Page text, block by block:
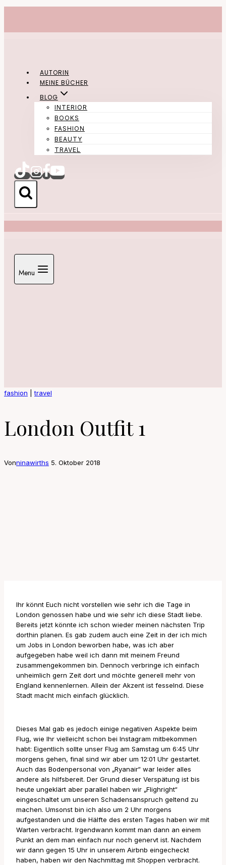
springen
AUTORIN
MEINE BÜCHER
BLOG
INTERIOR
BOOKS
FASHION
BEAUTY
TRAVEL
Menu
fashion |travel
London Outfit 1
Vonninawirths 5. Oktober 2018
Ihr könnt Euch nicht vorstellen wie sehr ich die Tage in
London genossen habe und wie sehr ich diese Stadt liebe.
Bereits jetzt könnte ich schon wieder meinen nächsten Trip
dorthin planen. Es gab zudem auch eine Zeit in der ich mich
um Jobs in London beworben habe, was ich aber
aufgegeben habe weil ich dann mit meinem Freund
zusammengekommen bin. Dennoch verbringe ich einfach
unheimlich gern Zeit dort und möchte generell mehr von
England kennenlernen. Allein der Akzent ist fesselnd. Diese
Stadt macht mich einfach glücklich.
Dieses Mal gab es jedoch einige negativen Aspekte beim
Flug, wie Ihr vielleicht schon bei Instagram mitbekommen
habt: Eigentlich sollte unser Flug am Samstag um 6:45 Uhr
morgens gehen, final sind wir aber um 12:01 Uhr gestartet.
Auch das Bodenpersonal von „Ryanair“ war leider alles
andere als hilfsbereit. Der Grund dieser Verspätung ist bis
heute ungeklärt aber parallel haben wir „Flighright“
eingeschaltet um unseren Schadensanspruch geltend zu
machen. Umsonst bin ich also um 2 Uhr morgens
aufgestanden und die Hälfte des ersten Tages haben wir mit
Warten verbracht. Irgendwann kommt man dann an einem
Punkt an dem man einfach nur noch genervt ist. Nachdem
wir dann gegen 15 Uhr in unserem Airbnb eingecheckt
haben, haben wir den Nachmittag mit Shoppen verbracht.